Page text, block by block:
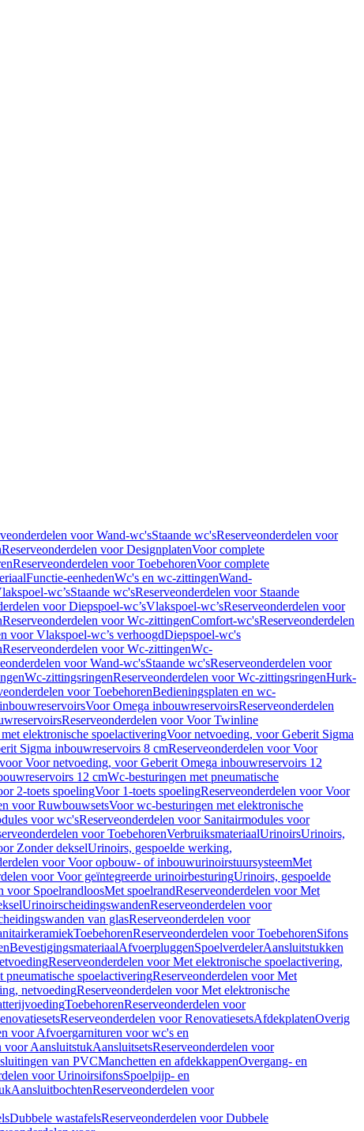
voor Wand-wc'sStaande wc'sReserveonderdelen voor
Reserveonderdelen voor DesignplatenVoor complete
Reserveonderdelen voor ToebehorenVoor complete
Functie-eenhedenWc's en wc-zittingenWand-
wc’sStaande wc'sReserveonderdelen voor Staande
voor Diepspoel-wc’sVlakspoel-wc’sReserveonderdelen voor
Reserveonderdelen voor Wc-zittingenComfort-wc'sReserveonderdelen
voor Vlakspoel-wc’s verhoogdDiepspoel-wc's
Reserveonderdelen voor Wc-zittingenWc-
voor Wand-wc'sStaande wc'sReserveonderdelen voor
Wc-zittingsringenReserveonderdelen voor Wc-zittingsringenHurk-
voor ToebehorenBedieningsplaten en wc-
Voor Omega inbouwreservoirsReserveonderdelen
Reserveonderdelen voor Voor Twinline
elektronische spoelactiveringVoor netvoeding, voor Geberit Sigma
Sigma inbouwreservoirs 8 cmReserveonderdelen voor Voor
Voor netvoeding, voor Geberit Omega inbouwreservoirs 12
12 cmWc-besturingen met pneumatische
2-toets spoelingVoor 1-toets spoelingReserveonderdelen voor Voor
voor RuwbouwsetsVoor wc-besturingen met elektronische
voor wc'sReserveonderdelen voor Sanitairmodules voor
voor ToebehorenVerbruiksmateriaalUrinoirsUrinoirs,
Zonder dekselUrinoirs, gespoelde werking,
voor Voor opbouw- of inbouwurinoirstuursysteemMet
voor Voor geïntegreerde urinoirbesturingUrinoirs, gespoelde
voor SpoelrandloosMet spoelrandReserveonderdelen voor Met
UrinoirscheidingswandenReserveonderdelen voor
van glasReserveonderdelen voor
ToebehorenReserveonderdelen voor ToebehorenSifons
BevestigingsmateriaalAfvoerpluggenSpoelverdelerAansluitstukken
Reserveonderdelen voor Met elektronische spoelactivering,
pneumatische spoelactiveringReserveonderdelen voor Met
netvoedingReserveonderdelen voor Met elektronische
ToebehorenReserveonderdelen voor
Reserveonderdelen voor RenovatiesetsAfdekplatenOverig
voor Afvoergarnituren voor wc's en
voor AansluitstukAansluitsetsReserveonderdelen voor
van PVCManchetten en afdekkappenOvergang- en
voor UrinoirsifonsSpoelpijp- en
AansluitbochtenReserveonderdelen voor
Dubbele wastafelsReserveonderdelen voor Dubbele